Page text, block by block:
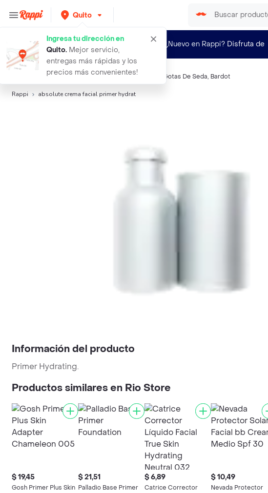
Quito
Ingresa tu dirección en
Quito. Mejor servicio,
entregas más rápidas y los
precios más convenientes!
¿Nuevo en Rappi? Disfruta de
Búsquedas relacionadas: Primer,Palladio,Essence Gotas De Seda, Bardot
Rappi absolute crema facial primer hydrat
Información del producto
Primer Hydrating.
Productos similares en Rio Store
$ 19,45
Gosh Primer Plus Skin
$ 21,51
Palladio Base Primer
$ 6,89
Catrice Corrector
$ 10,49
Nevada Protector